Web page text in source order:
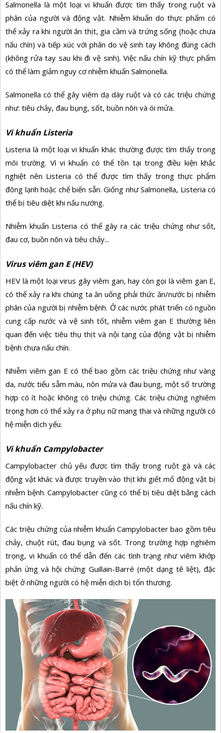
Salmonella là một loại vi khuẩn được tìm thấy trong ruột và
phân của người và động vật. Nhiễm khuẩn do thực phẩm có
thể xảy ra khi người ăn thịt, gia cầm và trứng sống (hoặc chưa
nấu chín) và tiếp xúc với phân do vệ sinh tay không đúng cách
(không rửa tay sau khi đi vệ sinh). Việc nấu chín kỹ thực phẩm
có thể làm giảm nguy cơ nhiễm khuẩn Salmonella.
Salmonella có thể gây viêm dạ dày ruột và có các triệu chứng
như: tiêu chảy, đau bụng, sốt, buồn nôn và ói mửa.
Vi khuẩn Listeria
Listeria là một loại vi khuẩn khác thường được tìm thấy trong
môi trường. Vì vi khuẩn có thể tồn tại trong điều kiện khắc
nghiệt nên Listeria có thể được tìm thấy trong thực phẩm
đông lạnh hoặc chế biến sẵn. Giống như Salmonella, Listeria có
thể bị tiêu diệt khi nấu nướng.
Nhiễm khuẩn Listeria có thể gây ra các triệu chứng như sốt,
đau cơ, buồn nôn và tiêu chảy...
Virus viêm gan E (HEV)
HEV là một loại virus gây viêm gan, hay còn gọi là viêm gan E,
có thể xảy ra khi chúng ta ăn uống phải thức ăn/nước bị nhiễm
phân của người bị nhiễm bệnh. Ở các nước phát triển có nguồn
cung cấp nước và vệ sinh tốt, nhiễm viêm gan E thường liên
quan đến việc tiêu thụ thịt và nội tạng của động vật bị nhiễm
bệnh chưa nấu chín.
Nhiễm viêm gan E có thể bao gồm các triệu chứng như vàng
da, nước tiểu sẫm màu, nôn mửa và đau bụng, một số trường
hợp có ít hoặc không có triệu chứng. Các triệu chứng nghiêm
trọng hơn có thể xảy ra ở phụ nữ mang thai và những người có
hệ miễn dịch yếu.
Vi khuẩn Campylobacter
Campylobacter chủ yếu được tìm thấy trong ruột gà và các
động vật khác và được truyền vào thịt khi giết mổ động vật bị
nhiễm bệnh. Campylobacter cũng có thể bị tiêu diệt bằng cách
nấu chín kỹ.
Các triệu chứng của nhiễm khuẩn Campylobacter bao gồm tiêu
chảy, chuột rút, đau bụng và sốt. Trong trường hợp nghiêm
trọng, vi khuẩn có thể dẫn đến các tình trạng như viêm khớp
phản ứng và hội chứng Guillain-Barré (một dạng tê liệt), đặc
biệt ở những người có hệ miễn dịch bị tổn thương.